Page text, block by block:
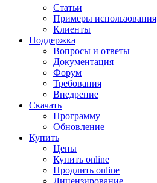
Статьи
Примеры использования
Клиенты
Поддержка
Вопросы и ответы
Документация
Форум
Требования
Внедрение
Скачать
Программу
Обновление
Купить
Цены
Купить online
Продлить online
Лицензирование